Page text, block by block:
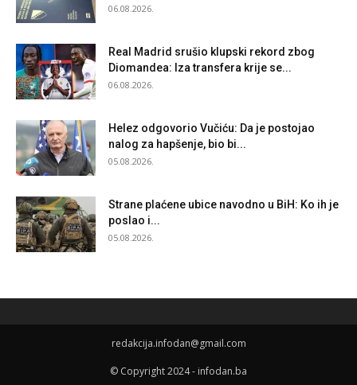
06.08.2026.
Real Madrid srušio klupski rekord zbog
Diomandea: Iza transfera krije se...
06.08.2026.
Helez odgovorio Vučiću: Da je postojao
nalog za hapšenje, bio bi...
05.08.2026.
Strane plaćene ubice navodno u BiH: Ko ih je
poslao i...
05.08.2026.
redakcija.infodan@gmail.com
© Copyright 2024 - infodan.ba